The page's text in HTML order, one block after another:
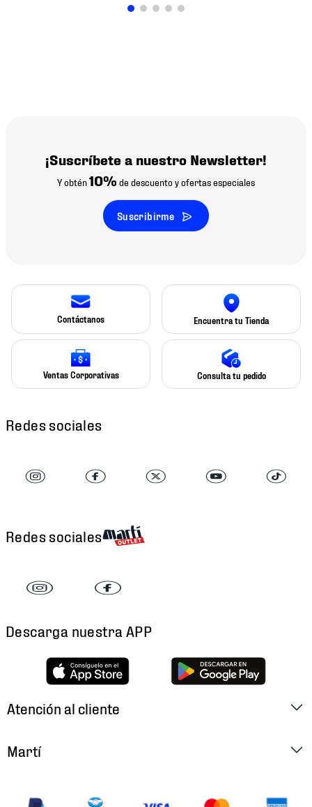
¡Suscríbete a nuestro Newsletter!
Y obtén10% de descuento y ofertas especiales
Suscribirme
Contáctanos Encuentra tu Tienda
Ventas Corporativas Consulta tu pedido
Redes sociales
Redes sociales
Descarga nuestra APP
Atención al cliente
Martí